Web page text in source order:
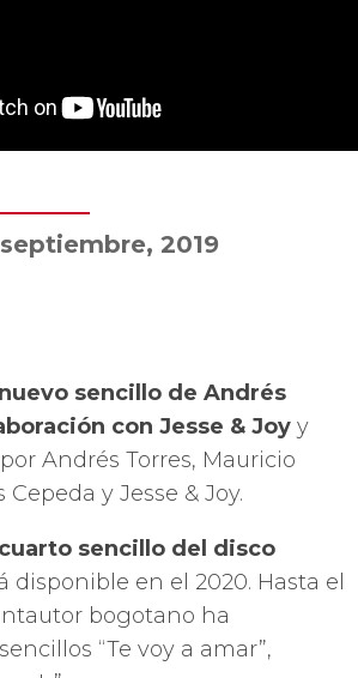
2019
sencillo de Andrés
con Jesse & Joy y
Andrés Torres, Mauricio
y Jesse & Joy.
sencillo del disco
disponible en el 2020. Hasta el
bogotano ha
“Te voy a amar”,